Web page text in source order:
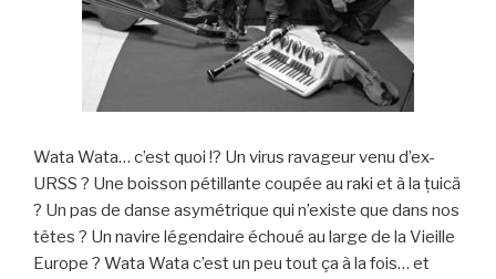
Wata Wata… c’est quoi !? Un virus ravageur venu d’ex-
URSS ? Une boisson pétillante coupée au raki et à la țuică
? Un pas de danse asymétrique qui n’existe que dans nos
têtes ? Un navire légendaire échoué au large de la Vieille
Europe ? Wata Wata c’est un peu tout ça à la fois… et